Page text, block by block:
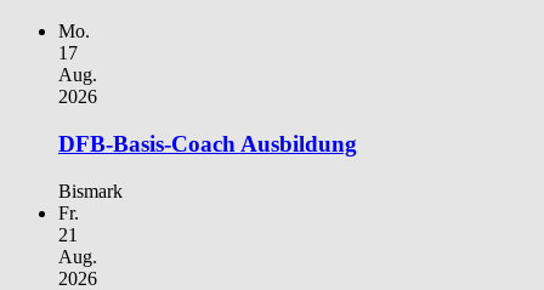
Mo.
17
Aug.
2026
DFB-Basis-Coach Ausbildung
Bismark
Fr.
21
Aug.
2026